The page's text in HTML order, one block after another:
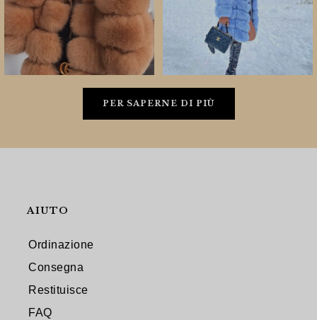
PER SAPERNE DI PIÙ
AIUTO
Ordinazione
Consegna
Restituisce
FAQ